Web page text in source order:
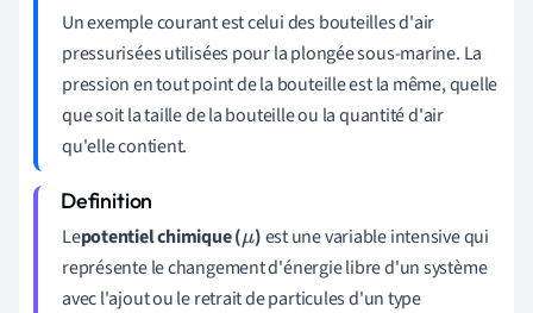
Un exemple courant est celui des bouteilles d'air
pressurisées utilisées pour la plongée sous-marine. La
pression en tout point de la bouteille est la même, quelle
que soit la taille de la bouteille ou la quantité d'air
qu'elle contient.
Lepotentiel chimique (μ)est une variable intensive qui
représente le changement d'énergie libre d'un système
avec l'ajout ou le retrait de particules d'un type